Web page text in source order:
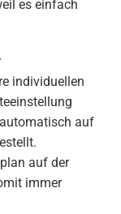
es einfach
individuellen
auf
auf der
immer